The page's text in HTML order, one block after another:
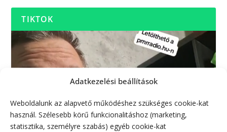
Adatkezelési beállítások
Weboldalunk az alapvető működéshez szükséges cookie-kat
használ. Szélesebb körű funkcionalitáshoz (marketing,
statisztika, személyre szabás) egyéb cookie-kat
TIKTOK